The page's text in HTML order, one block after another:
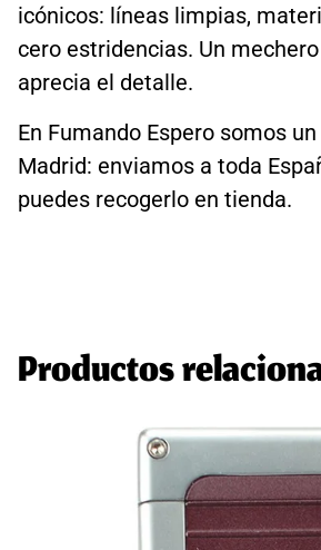
icónicos: líneas limpias,
cero estridencias. Un
aprecia el detalle.
En Fumando Espero somos
Madrid: enviamos a toda
puedes recogerlo en tienda.
Productos